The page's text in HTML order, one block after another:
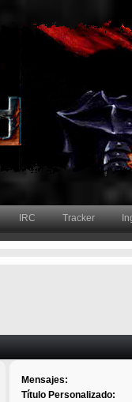
IRC Tracker
Mensajes:
Título Personalizado: